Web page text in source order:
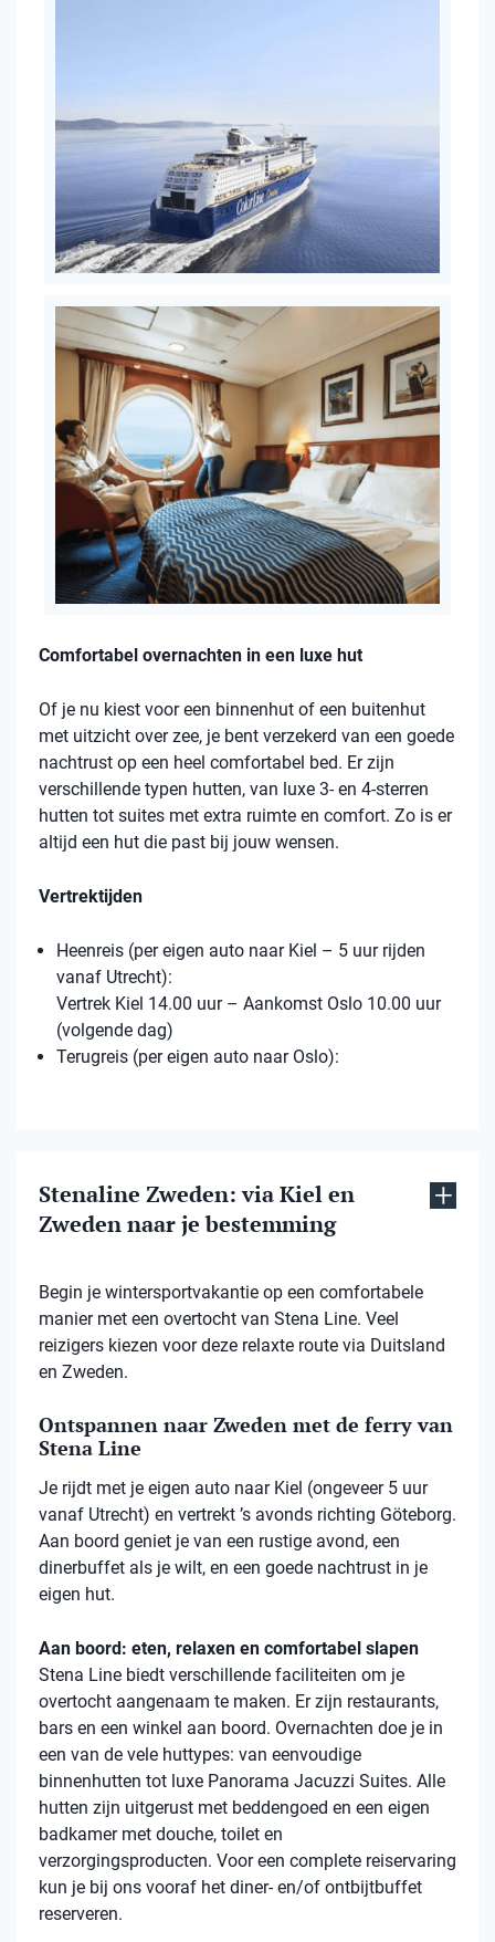
Comfortabel overnachten in een luxe hut
Of je nu kiest voor een binnenhut of een buitenhut
met uitzicht over zee, je bent verzekerd van een goede
nachtrust op een heel comfortabel bed. Er zijn
verschillende typen hutten, van luxe 3- en 4-sterren
hutten tot suites met extra ruimte en comfort. Zo is er
altijd een hut die past bij jouw wensen.
Vertrektijden
Heenreis (per eigen auto naar Kiel – 5 uur rijden
vanaf Utrecht):
Vertrek Kiel 14.00 uur – Aankomst Oslo 10.00 uur
(volgende dag)
Terugreis (per eigen auto naar Oslo):
Stenaline Zweden: via Kiel en
Zweden naar je bestemming
Begin je wintersportvakantie op een comfortabele
manier met een overtocht van Stena Line. Veel
reizigers kiezen voor deze relaxte route via Duitsland
en Zweden.
Ontspannen naar Zweden met de ferry van
Stena Line
Je rijdt met je eigen auto naar Kiel (ongeveer 5 uur
vanaf Utrecht) en vertrekt ’s avonds richting Göteborg.
Aan boord geniet je van een rustige avond, een
dinerbuffet als je wilt, en een goede nachtrust in je
eigen hut.
Aan boord: eten, relaxen en comfortabel slapen
Stena Line biedt verschillende faciliteiten om je
overtocht aangenaam te maken. Er zijn restaurants,
bars en een winkel aan boord. Overnachten doe je in
een van de vele huttypes: van eenvoudige
binnenhutten tot luxe Panorama Jacuzzi Suites. Alle
hutten zijn uitgerust met beddengoed en een eigen
badkamer met douche, toilet en
verzorgingsproducten. Voor een complete reiservaring
kun je bij ons vooraf het diner- en/of ontbijtbuffet
reserveren.